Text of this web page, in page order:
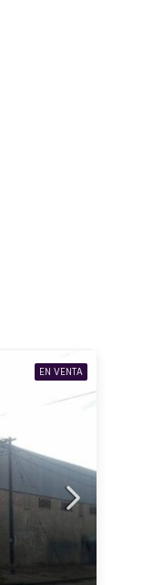
EN VENTA